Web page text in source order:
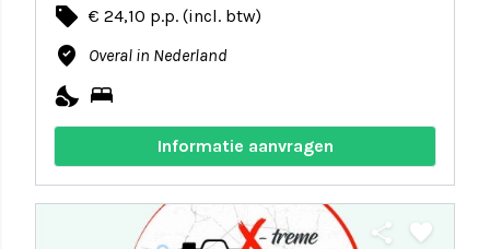
local_offer € 24,10 p.p. (incl. btw)
where_to_vote Overal in Nederland
nights_stay bed
Informatie aanvragen
share favorite